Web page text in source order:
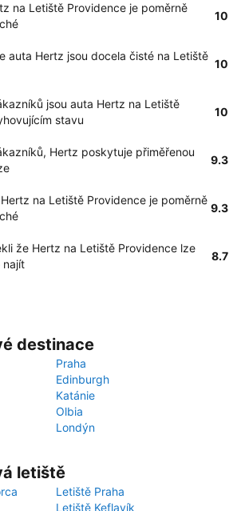
na Letiště Providence je poměrně
10
auta Hertz jsou docela čisté na Letiště
10
jsou auta Hertz na Letiště
stavu
10
Hertz poskytuje přiměřenou
9.3
na Letiště Providence je poměrně
9.3
že Hertz na Letiště Providence lze
najít
8.7
destinace
Praha
Edinburgh
Katánie
Olbia
Londýn
letiště
Letiště Praha
Letiště Keflavík